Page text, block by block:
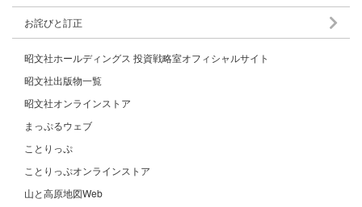
お詫びと訂正
昭文社ホールディングス 投資戦略室オフィシャルサイト
昭文社出版物一覧
昭文社オンラインストア
まっぷるウェブ
ことりっぷ
ことりっぷオンラインストア
山と高原地図Web